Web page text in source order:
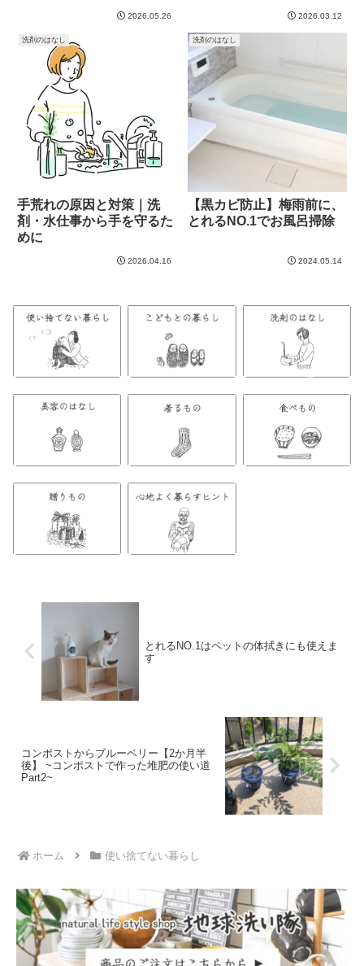
2026.05.26 2026.03.12
洗剤のはなし
手荒れの原因と対策｜洗
剤・水仕事から手を守るた
めに
2026.04.16
洗剤のはなし
【黒カビ防止】梅雨前に、
とれるNO.1でお風呂掃除
2024.05.14
とれるNO.1はペットの体拭きにも使えま
す
コンポストからブルーベリー【2か月半
後】 ~コンポストで作った堆肥の使い道
Part2~
ホーム 使い捨てない暮らし